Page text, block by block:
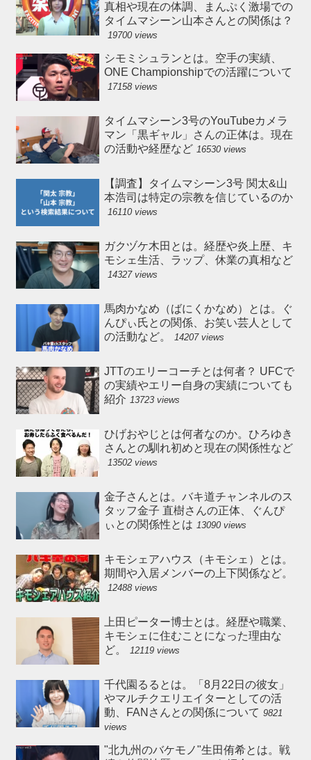
真相や現在の体調、まんぷく激場での
タイムマシーン山本さんとの関係は？
19700 views
シモミシュランとは。空手の実績、
ONE Championshipでの活躍について
17158 views
タイムマシーン3号のYouTubeカメラ
マン「黒ギャル」さんの正体は。現在
の活動や経歴など 16530 views
【調査】タイムマシーン3号 関太&山
本浩司は特定の宗教を信じているのか
16110 views
ガクヅケ木田とは。経歴や炎上歴、キ
モシェ生活、ラップ、休業の真相など
14327 views
馬肉かなめ（ばにくかなめ）とは。ぐ
んぴぃ氏との関係、お笑い芸人として
の活動など。
14207 views
JTTのエリーコーチとは何者？ UFCで
の実績やエリー自身の実績についても
紹介 13723 views
ひげおやじとは何者なのか。ひろゆき
さんとの馴れ初めと現在の関係性など
13502 views
金子さんとは。バキ道チャンネルのス
タッフ金子 直樹さんの正体、ぐんぴ
ぃとの関係性とは 13090 views
キモシェアハウス（キモシェ）とは。
期間や入居メンバーの上下関係など。
12488 views
上田ピーター博士とは。経歴や職業、
キモシェに住むことになった理由な
ど。
12119 views
千代園るるとは。「8月22日の彼女」
やマルチクエリエイターとしての活
動、FANさんとの関係について 9821
views
"北九州のバケモノ"生田侑希とは。戦